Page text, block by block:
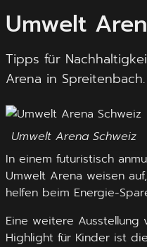
Umwelt
Tipps für
Arena in Spreitenbach.
Umwelt Arena Schweiz
In einem futuristisch
Umwelt Arena weisen
helfen beim Energie-
Eine weitere Ausstellung
Highlight für Kinder ist